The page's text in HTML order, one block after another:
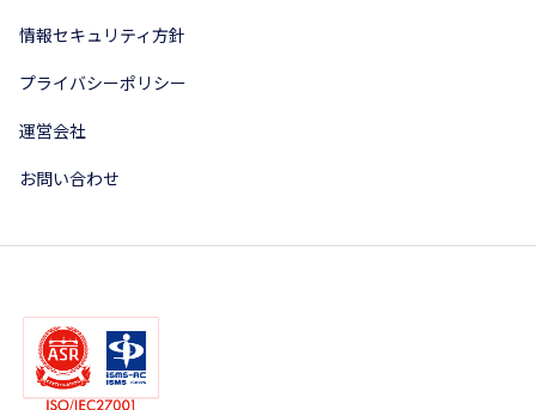
情報セキュリティ方針
プライバシーポリシー
運営会社
お問い合わせ